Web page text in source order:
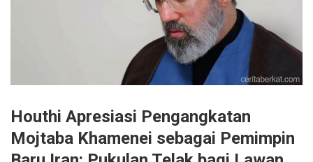
Houthi Apresiasi Pengangkatan
Mojtaba Khamenei sebagai Pemimpin